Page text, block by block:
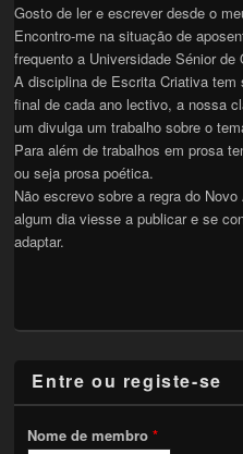
Gosto de ler e escrever desde o
Encontro-me na situação de
frequento a Universidade Sénior de
A disciplina de Escrita Criativa
final de cada ano lectivo, a nossa
um divulga um trabalho sobre o
Para além de trabalhos em prosa
ou seja prosa poética.
Não escrevo sobre a regra do
algum dia viesse a publicar e se
adaptar.
Entre ou registe-se
Nome de membro*